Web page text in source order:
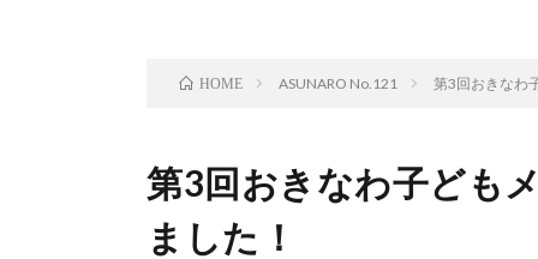
HOME ASUNARO No.121 第3回おきなわ
第3回おきなわ子ども
ました！